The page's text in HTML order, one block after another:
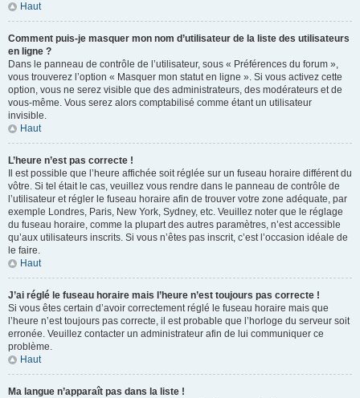
Haut
Comment puis-je masquer mon nom d’utilisateur de la liste des utilisateurs
en ligne ?
Dans le panneau de contrôle de l’utilisateur, sous « Préférences du forum »,
vous trouverez l’option « Masquer mon statut en ligne ». Si vous activez cette
option, vous ne serez visible que des administrateurs, des modérateurs et de
vous-même. Vous serez alors comptabilisé comme étant un utilisateur
invisible.
Haut
L’heure n’est pas correcte !
Il est possible que l’heure affichée soit réglée sur un fuseau horaire différent du
vôtre. Si tel était le cas, veuillez vous rendre dans le panneau de contrôle de
l’utilisateur et régler le fuseau horaire afin de trouver votre zone adéquate, par
exemple Londres, Paris, New York, Sydney, etc. Veuillez noter que le réglage
du fuseau horaire, comme la plupart des autres paramètres, n’est accessible
qu’aux utilisateurs inscrits. Si vous n’êtes pas inscrit, c’est l’occasion idéale de
le faire.
Haut
J’ai réglé le fuseau horaire mais l’heure n’est toujours pas correcte !
Si vous êtes certain d’avoir correctement réglé le fuseau horaire mais que
l’heure n’est toujours pas correcte, il est probable que l’horloge du serveur soit
erronée. Veuillez contacter un administrateur afin de lui communiquer ce
problème.
Haut
Ma langue n’apparaît pas dans la liste !